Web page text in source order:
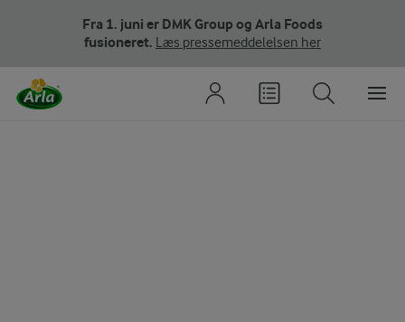
Fra 1. juni er DMK Group og Arla Foods
fusioneret. Læs pressemeddelelsen her